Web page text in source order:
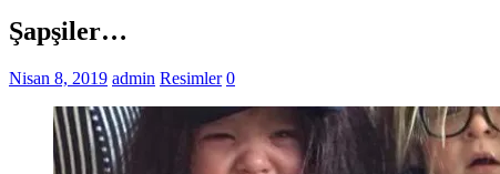
Şapşiler…
Nisan 8, 2019 admin Resimler 0